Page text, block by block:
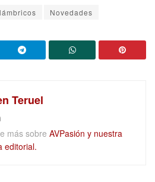
Novedades
Teruel
más sobre AVPasión y nuestra
editorial.